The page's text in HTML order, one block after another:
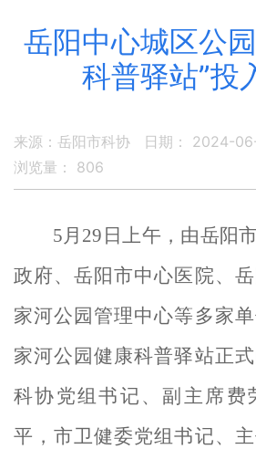
岳阳中心城区公
科普驿站”投
来源：岳阳市科协
日期： 2024-
浏览量： 806
5月29日上午，由岳阳
政府、岳阳市中心医院、
家河公园管理中心等多家
家河公园健康科普驿站正
科协党组书记、副主席费
平，市卫健委党组书记、